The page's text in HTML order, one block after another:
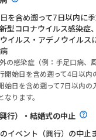
を含め遡って7日以内に
型コロナウイルス感染症
イルス・アデノウイルス
の感染症（例：手足口病、
開始日を含め遡って4日以内
始日を含め遡って7日以内の
なります。
行）・結婚式の中止
イベント（興行）の中止